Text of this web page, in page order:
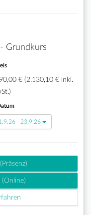
Grundkurs
€ (2.130,10 € inkl.
- 23.9.26